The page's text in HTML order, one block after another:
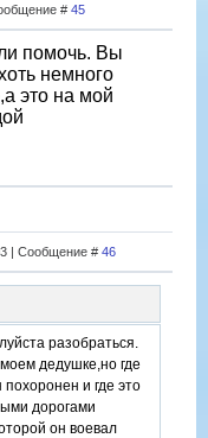
# 45
помочь. Вы
немного
это на мой
| Сообщение # 46
разобраться.
дедушке,но где
и где это
дорогами
он воевал